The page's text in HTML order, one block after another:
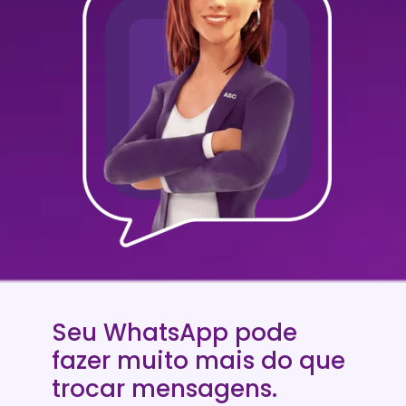
Seu WhatsApp pode
fazer muito mais do que
trocar mensagens.